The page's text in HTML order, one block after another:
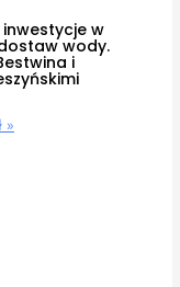
inwestycje w
wody.
i
»